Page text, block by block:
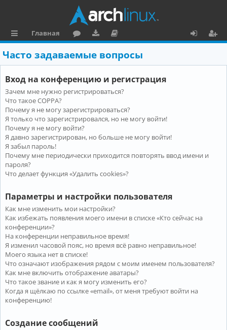
ы
л
к
и
Главная
ру
м
ру
зк
и
ку
м
е
н
та
ц
и
я
о
и
Часто задаваемые вопросы
Вход на конференцию и регистрация
Зачем мне нужно регистрироваться?
Что такое COPPA?
Почему я не могу зарегистрироваться?
Я только что зарегистрировался, но не могу войти!
Почему я не могу войти?
Я давно зарегистрирован, но больше не могу войти!
Я забыл пароль!
Почему мне периодически приходится повторять ввод имени и
пароля?
Что делает функция «Удалить cookies»?
Параметры и настройки пользователя
Как мне изменить мои настройки?
Как избежать появления моего имени в списке «Кто сейчас на
конференции»?
На конференции неправильное время!
Я изменил часовой пояс, но время всё равно неправильное!
Моего языка нет в списке!
Что означают изображения рядом с моим именем пользователя?
Как мне включить отображение аватары?
Что такое звание и как я могу изменить его?
Когда я щёлкаю по ссылке «email», от меня требуют войти на
конференцию!
Создание сообщений